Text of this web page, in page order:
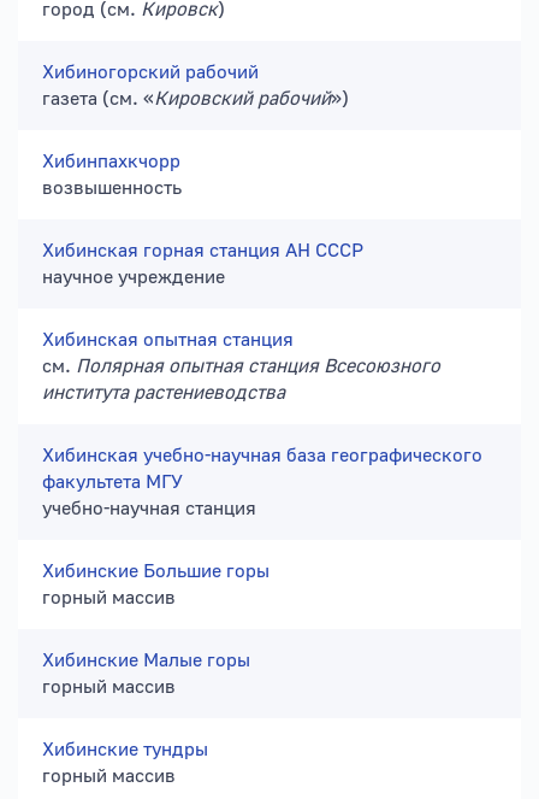
город (см. Кировск)
Хибиногорский рабочий
газета (см. «Кировский рабочий»)
Хибинпахкчорр
возвышенность
Хибинская горная станция АН СССР
научное учреждение
Хибинская опытная станция
см. Полярная опытная станция Всесоюзного
института растениеводства
Хибинская учебно-научная база географического
факультета МГУ
учебно-научная станция
Хибинские Большие горы
горный массив
Хибинские Малые горы
горный массив
Хибинские тундры
горный массив